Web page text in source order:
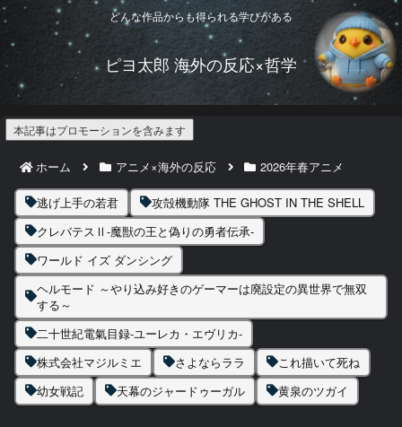
どんな作品からも得られる学びがある
ピヨ太郎 海外の反応×哲学
本記事はプロモーションを含みます
ホーム アニメ×海外の反応 2026年春アニメ
逃げ上手の若君
攻殻機動隊 THE GHOST IN THE SHELL
クレバテスⅡ-魔獣の王と偽りの勇者伝承-
ワールド イズ ダンシング
ヘルモード ～やり込み好きのゲーマーは廃設定の異世界で無双
する～
二十世紀電氣目録-ユーレカ・エヴリカ-
株式会社マジルミエ
さよならララ
これ描いて死ね
幼女戦記
天幕のジャードゥーガル 黄泉のツガイ